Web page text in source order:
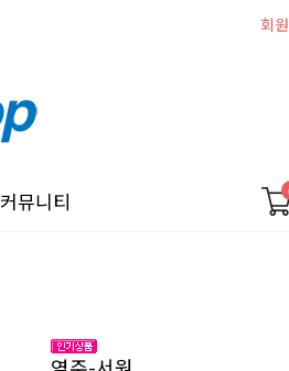
회
커뮤니티